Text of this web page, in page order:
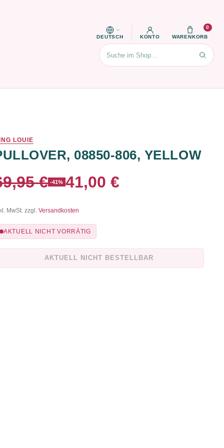
DEUTSCH KONTO WARENKORB
0
Suchen
LOUIE
08850-806, YELLOW
€ -41% 41,00 €
MwSt. zzgl. Versandkosten
AKTUELL NICHT VORRÄTIG
AKTUELL NICHT BESTELLBAR